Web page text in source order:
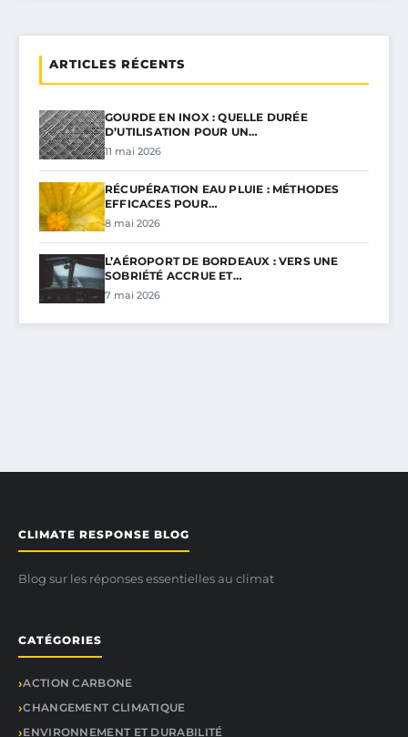
ARTICLES RÉCENTS
GOURDE EN INOX : QUELLE DURÉE
D’UTILISATION POUR UN…
11 mai 2026
RÉCUPÉRATION EAU PLUIE : MÉTHODES
EFFICACES POUR…
8 mai 2026
L’AÉROPORT DE BORDEAUX : VERS UNE
SOBRIÉTÉ ACCRUE ET…
7 mai 2026
CLIMATE RESPONSE BLOG
Blog sur les réponses essentielles au climat
CATÉGORIES
ACTION CARBONE
CHANGEMENT CLIMATIQUE
ENVIRONNEMENT ET DURABILITÉ